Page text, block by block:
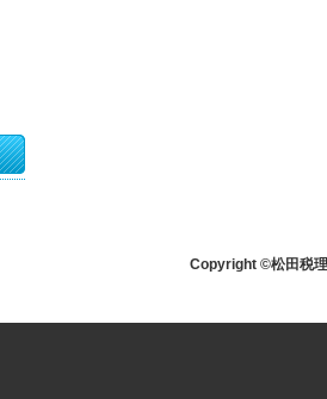
Copyright ©松田税